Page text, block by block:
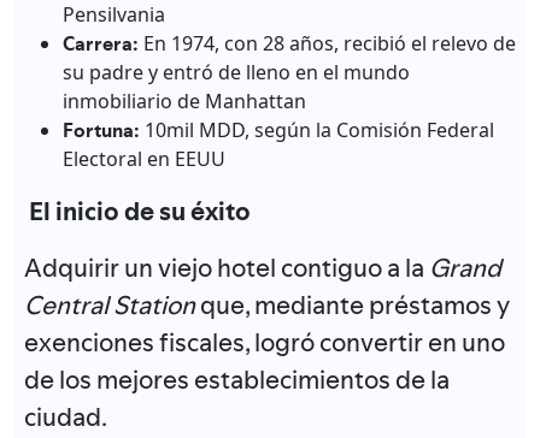
Pensilvania
Carrera: En 1974, con 28 años, recibió el relevo de
su padre y entró de lleno en el mundo
inmobiliario de Manhattan
Fortuna: 10mil MDD, según la Comisión Federal
Electoral en EEUU
El inicio de su éxito
Adquirir un viejo hotel contiguo a la Grand
Central Stationque, mediante préstamos y
exenciones fiscales, logró convertir en uno
de los mejores establecimientos de la
ciudad.